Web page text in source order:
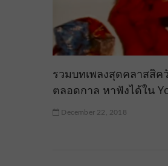
รวมบทเพลงสุดคลาสสิ
ตลอดกาล หาฟังได้ใน
December 22, 2018